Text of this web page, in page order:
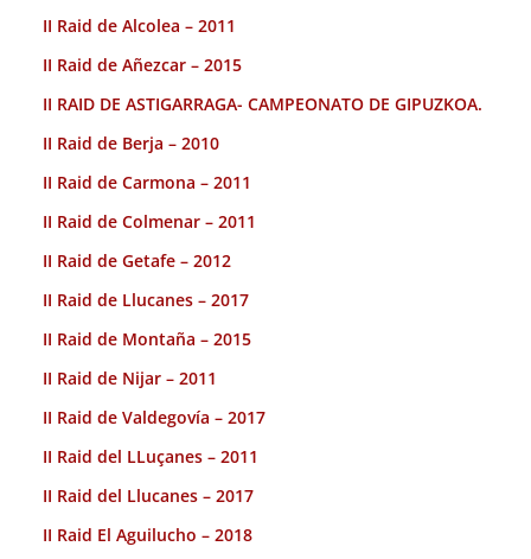
II Raid de Alcolea – 2011
II Raid de Añezcar – 2015
II RAID DE ASTIGARRAGA- CAMPEONATO DE GIPUZKOA.
II Raid de Berja – 2010
II Raid de Carmona – 2011
II Raid de Colmenar – 2011
II Raid de Getafe – 2012
II Raid de Llucanes – 2017
II Raid de Montaña – 2015
II Raid de Nijar – 2011
II Raid de Valdegovía – 2017
II Raid del LLuçanes – 2011
II Raid del Llucanes – 2017
II Raid El Aguilucho – 2018